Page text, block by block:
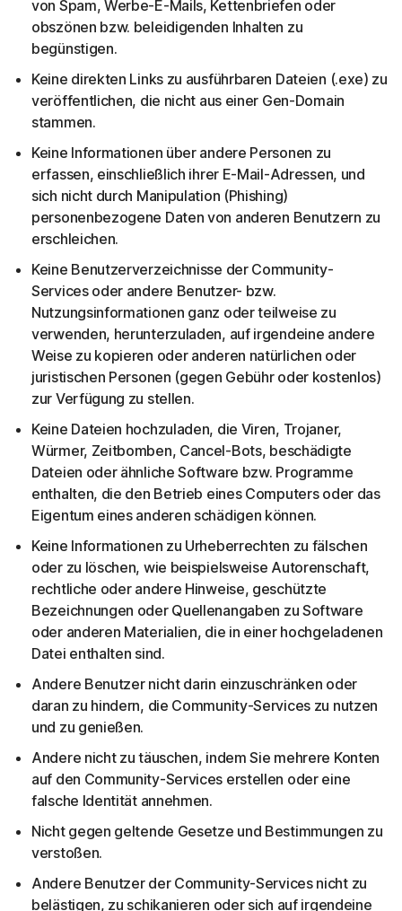
von Spam, Werbe-E-Mails, Kettenbriefen oder
obszönen bzw. beleidigenden Inhalten zu
begünstigen.
Keine direkten Links zu ausführbaren Dateien (.exe) zu
veröffentlichen, die nicht aus einer Gen-Domain
stammen.
Keine Informationen über andere Personen zu
erfassen, einschließlich ihrer E-Mail-Adressen, und
sich nicht durch Manipulation (Phishing)
personenbezogene Daten von anderen Benutzern zu
erschleichen.
Keine Benutzerverzeichnisse der Community-
Services oder andere Benutzer- bzw.
Nutzungsinformationen ganz oder teilweise zu
verwenden, herunterzuladen, auf irgendeine andere
Weise zu kopieren oder anderen natürlichen oder
juristischen Personen (gegen Gebühr oder kostenlos)
zur Verfügung zu stellen.
Keine Dateien hochzuladen, die Viren, Trojaner,
Würmer, Zeitbomben, Cancel-Bots, beschädigte
Dateien oder ähnliche Software bzw. Programme
enthalten, die den Betrieb eines Computers oder das
Eigentum eines anderen schädigen können.
Keine Informationen zu Urheberrechten zu fälschen
oder zu löschen, wie beispielsweise Autorenschaft,
rechtliche oder andere Hinweise, geschützte
Bezeichnungen oder Quellenangaben zu Software
oder anderen Materialien, die in einer hochgeladenen
Datei enthalten sind.
Andere Benutzer nicht darin einzuschränken oder
daran zu hindern, die Community-Services zu nutzen
und zu genießen.
Andere nicht zu täuschen, indem Sie mehrere Konten
auf den Community-Services erstellen oder eine
falsche Identität annehmen.
Nicht gegen geltende Gesetze und Bestimmungen zu
verstoßen.
Andere Benutzer der Community-Services nicht zu
belästigen, zu schikanieren oder sich auf irgendeine